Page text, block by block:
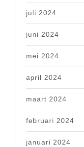
juli 2024
juni 2024
mei 2024
april 2024
maart 2024
februari 2024
januari 2024